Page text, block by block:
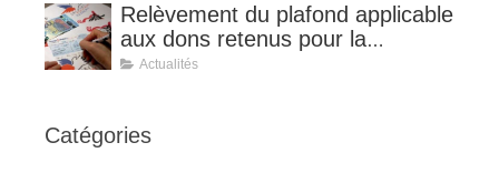
Relèvement du plafond applicable
aux dons retenus pour la
détermination de la réduction
Actualités
Catégories